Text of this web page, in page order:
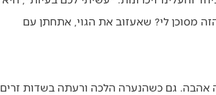
מסוכן לי? שאעזוב את הגוי, אתחתן עם
אהבה. גם כשהנערה הלכה ורעתה בשדות זרים